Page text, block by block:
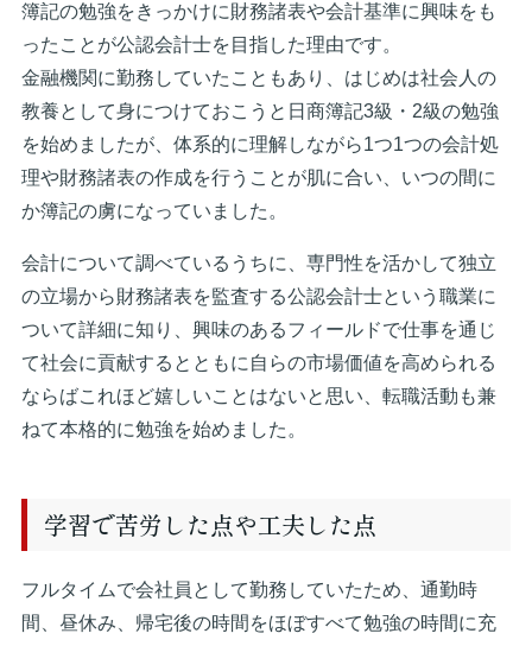
簿記の勉強をきっかけに財務諸表や会計基準に興味をも
ったことが公認会計士を目指した理由です。
金融機関に勤務していたこともあり、はじめは社会人の
教養として身につけておこうと日商簿記3級・2級の勉強
を始めましたが、体系的に理解しながら1つ1つの会計処
理や財務諸表の作成を行うことが肌に合い、いつの間に
か簿記の虜になっていました。
会計について調べているうちに、専門性を活かして独立
の立場から財務諸表を監査する公認会計士という職業に
ついて詳細に知り、興味のあるフィールドで仕事を通じ
て社会に貢献するとともに自らの市場価値を高められる
ならばこれほど嬉しいことはないと思い、転職活動も兼
ねて本格的に勉強を始めました。
学習で苦労した点や工夫した点
フルタイムで会社員として勤務していたため、通勤時
間、昼休み、帰宅後の時間をほぼすべて勉強の時間に充